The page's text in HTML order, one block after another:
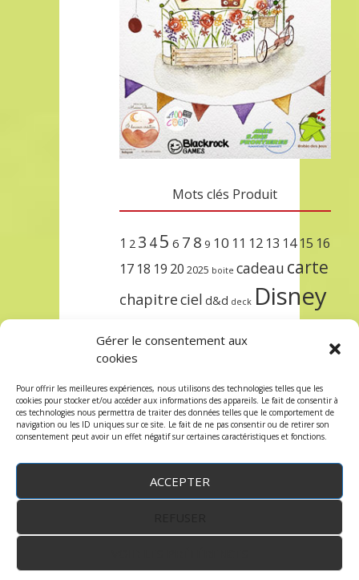
Gérer le consentement aux
cookies
Pour offrir les meilleures expériences, nous utilisons des technologies telles que les
cookies pour stocker et/ou accéder aux informations des appareils. Le fait de consentir à
ces technologies nous permettra de traiter des données telles que le comportement de
navigation ou les ID uniques sur ce site. Le fait de ne pas consentir ou de retirer son
consentement peut avoir un effet négatif sur certaines caractéristiques et fonctions.
ACCEPTER
Mots clés Produit
1 2 3 45 6 7 8 9 10 11 12 13 14 15 16
17 18 19 20 2025 boite cadeau carte
chapitreciel d&d deck Disney
lorcana
protègeprécommandesetsleeve
terre trois unlockursula étincelant
Copyright © 2023 robindesjeux.com -Mentions